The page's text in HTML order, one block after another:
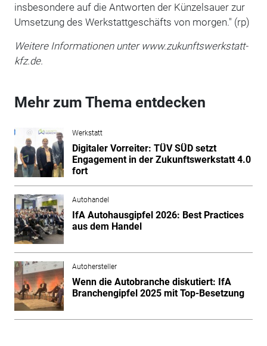
insbesondere auf die Antworten der Künzelsauer zur
Umsetzung des Werkstattgeschäfts von morgen." (rp)
Weitere Informationen unter www.zukunftswerkstatt-
kfz.de.
Mehr zum Thema entdecken
Werkstatt
Digitaler Vorreiter: TÜV SÜD setzt
Engagement in der Zukunftswerkstatt 4.0
fort
Autohandel
IfA Autohausgipfel 2026: Best Practices
aus dem Handel
Autohersteller
Wenn die Autobranche diskutiert: IfA
Branchengipfel 2025 mit Top-Besetzung